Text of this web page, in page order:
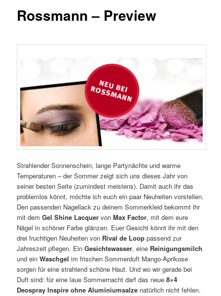
Rossmann – Preview
Strahlender Sonnenschein, lange Partynächte und warme
Temperaturen – der Sommer zeigt sich uns dieses Jahr von
seiner besten Seite (zumindest meistens). Damit auch ihr das
problemlos könnt, möchte ich euch ein paar Neuheiten vorstellen.
Den passenden Nagellack zu deinem Sommerkleid bekommt ihr
mit demGel Shine Lacquer vonMax Factor, mit dem eure
Nägel in schöner Farbe glänzen. Euer Gesicht könnt ihr mit den
drei fruchtigen Neuheiten von Rival de Loop passend zur
Jahreszeit pflegen. EinGesichtswasser, eine Reinigungsmilch
und einWaschgel im frischen Sommerduft Mango-Aprikose
sorgen für eine strahlend schöne Haut. Und wo wir gerade bei
Duft sind: für eine laue Sommernacht darf das neue8×4
Deospray Inspire ohne Aluminiumsalze natürlich nicht fehlen.